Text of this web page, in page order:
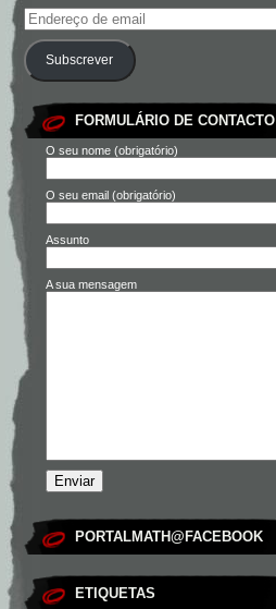
Subscrever
FORMULÁRIO DE CONTACTO
O seu nome (obrigatório)
O seu email (obrigatório)
Assunto
A sua mensagem
PORTALMATH@FACEBOOK
ETIQUETAS